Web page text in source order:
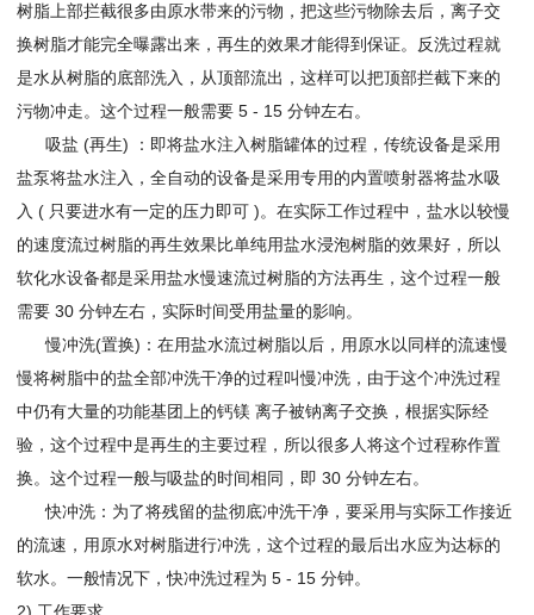
树脂上部拦截很多由原水带来的污物，把这些污物除去后，离子交
换树脂才能完全曝露出来，再生的效果才能得到保证。反洗过程就
是水从树脂的底部洗入，从顶部流出，这样可以把顶部拦截下来的
污物冲走。这个过程一般需要 5 - 15 分钟左右。
吸盐 (再生) ：即将盐水注入树脂罐体的过程，传统设备是采用
盐泵将盐水注入，全自动的设备是采用专用的内置喷射器将盐水吸
入 ( 只要进水有一定的压力即可 )。在实际工作过程中，盐水以较慢
的速度流过树脂的再生效果比单纯用盐水浸泡树脂的效果好，所以
软化水设备都是采用盐水慢速流过树脂的方法再生，这个过程一般
需要 30 分钟左右，实际时间受用盐量的影响。
慢冲洗(置换)：在用盐水流过树脂以后，用原水以同样的流速慢
慢将树脂中的盐全部冲洗干净的过程叫慢冲洗，由于这个冲洗过程
中仍有大量的功能基团上的钙镁 离子被钠离子交换，根据实际经
验，这个过程中是再生的主要过程，所以很多人将这个过程称作置
换。这个过程一般与吸盐的时间相同，即 30 分钟左右。
快冲洗：为了将残留的盐彻底冲洗干净，要采用与实际工作接近
的流速，用原水对树脂进行冲洗，这个过程的最后出水应为达标的
软水。一般情况下，快冲洗过程为 5 - 15 分钟。